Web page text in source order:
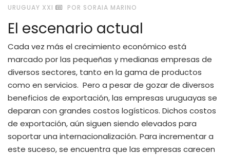
URUGUAY XXI POR SORAIA MARINO
El escenario actual
Cada vez más el crecimiento económico está
marcado por las pequeñas y medianas empresas de
diversos sectores, tanto en la gama de productos
como en servicios. Pero a pesar de gozar de diversos
beneficios de exportación, las empresas uruguayas se
deparan con grandes costos logísticos. Dichos costos
de exportación, aún siguen siendo elevados para
soportar una internacionalización. Para incrementar a
este suceso, se encuentra que las empresas carecen